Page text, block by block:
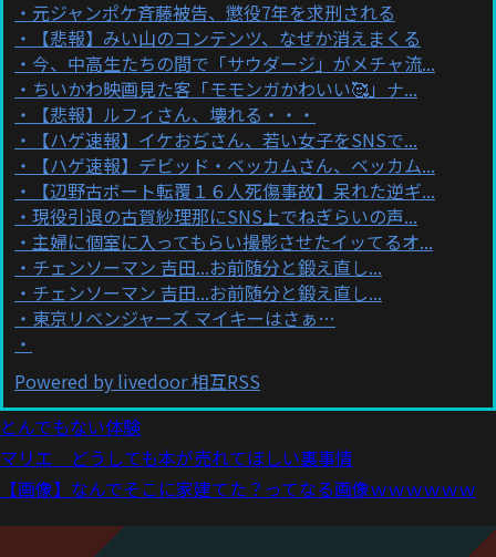
元ジャンポケ斉藤被告、懲役7年を求刑される
【悲報】みい山のコンテンツ、なぜか消えまくる
今、中高生たちの間で「サウダージ」がメチャ流...
ちいかわ映画見た客「モモンガかわいい🥰」ナ...
【悲報】ルフィさん、壊れる・・・
【ハゲ速報】イケおぢさん、若い女子をSNSで...
【ハゲ速報】デビッド・ベッカムさん、ベッカム...
【辺野古ボート転覆１６人死傷事故】呆れた逆ギ...
現役引退の古賀紗理那にSNS上でねぎらいの声...
主婦に個室に入ってもらい撮影させたイッてるオ...
チェンソーマン 吉田...お前随分と鍛え直し...
チェンソーマン 吉田...お前随分と鍛え直し...
東京リベンジャーズ マイキーはさぁ…
Powered by livedoor 相互RSS
とんでもない体験
マリエ どうしても本が売れてほしい裏事情
【画像】なんでそこに家建てた？ってなる画像ｗｗｗｗｗｗ